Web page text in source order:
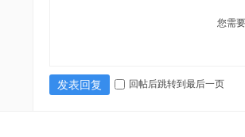
您需
发表回复 回帖后跳转到最后一页